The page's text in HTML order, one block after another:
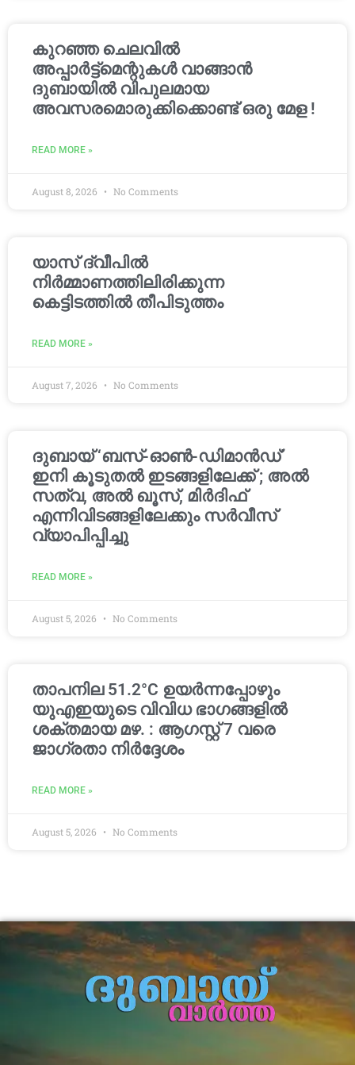
കുറഞ്ഞ ചെലവിൽ
അപ്പാർട്ട്മെന്റുകൾ വാങ്ങാൻ
ദുബായിൽ വിപുലമായ
അവസരമൊരുക്കിക്കൊണ്ട് ഒരു മേള !
READ MORE »
August 8, 2026 No Comments
യാസ് ദ്വീപിൽ
നിർമ്മാണത്തിലിരിക്കുന്ന
കെട്ടിടത്തിൽ തീപിടുത്തം
READ MORE »
August 7, 2026 No Comments
ദുബായ് ‘ബസ്-ഓൺ-ഡിമാൻഡ്’
ഇനി കൂടുതൽ ഇടങ്ങളിലേക്ക് ; അൽ
സത്വ, അൽ ഖൂസ്, മിർദിഫ്
എന്നിവിടങ്ങളിലേക്കും സർവീസ്
വ്യാപിപ്പിച്ചു
READ MORE »
August 5, 2026 No Comments
താപനില 51.2°C ഉയർന്നപ്പോഴും
യുഎഇയുടെ വിവിധ ഭാഗങ്ങളിൽ
ശക്തമായ മഴ. : ആഗസ്റ്റ് 7 വരെ
ജാഗ്രതാ നിർദ്ദേശം
READ MORE »
August 5, 2026 No Comments